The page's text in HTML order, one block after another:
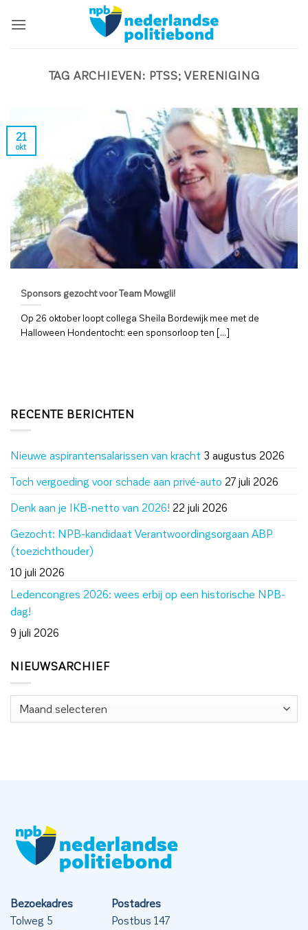
naar
TAG ARCHIEVEN: PTSS; VERENIGING
Sponsors gezocht voor Team Mowgli!
Op 26 oktober loopt collega Sheila Bordewijk mee met de
Halloween Hondentocht: een sponsorloop ten [...]
21
okt
RECENTE BERICHTEN
Nieuwe aspirantensalarissen van kracht 3 augustus 2026
Toch vergoeding voor schade aan privé-auto 27 juli 2026
Denk aan je IKB-netto van 2026! 22 juli 2026
Gezocht: NPB-kandidaat Verantwoordingsorgaan ABP
(toezichthouder)
10 juli 2026
Ledencongres 2026: wees erbij op een historische NPB-
dag!
9 juli 2026
NIEUWSARCHIEF
Nieuwsarchief
Bezoekadres
Tolweg 5
Postadres
Postbus 147